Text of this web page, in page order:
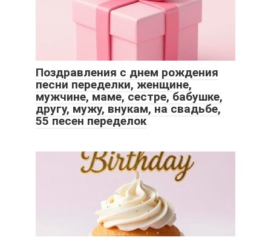
Поздравления с днем рождения
песни переделки, женщине,
мужчине, маме, сестре, бабушке,
другу, мужу, внукам, на свадьбе,
55 песен переделок